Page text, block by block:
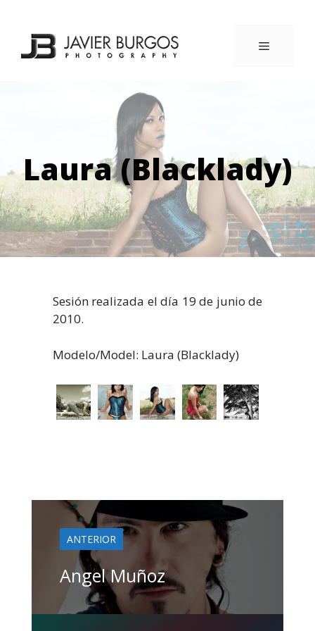
contenido
MENÚ
Laura (Blacklady)
Sesión realizada el día 19 de junio de
2010.
Modelo/Model: Laura (Blacklady)
ANTERIOR
Angel Muñoz